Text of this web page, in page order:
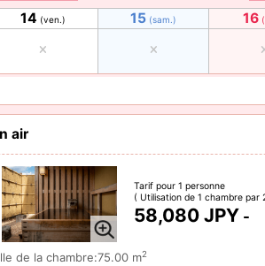
14 (ven.) 15 (sam.) 16
air
Tarif pour 1 personne
( Utilisation de 1 chambre par
58,080 JPY -
de la chambre:75.00 m2